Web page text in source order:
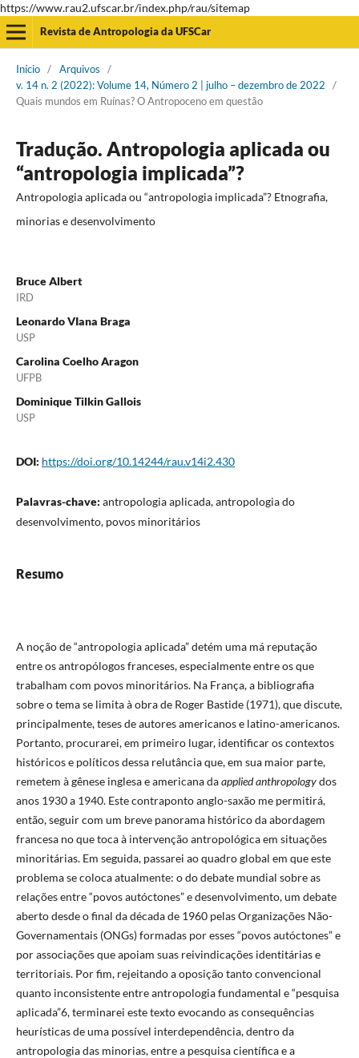
https://www.rau2.ufscar.br/index.php/rau/sitemap
Revista de Antropologia da UFSCar
Início / Arquivos
/
v. 14 n. 2 (2022): Volume 14, Número 2 | julho – dezembro de 2022
/
Quais mundos em Ruínas? O Antropoceno em questão
Tradução. Antropologia aplicada ou
“antropologia implicada”?
Antropologia aplicada ou “antropologia implicada”? Etnografia,
minorias e desenvolvimento
Bruce Albert
IRD
Leonardo VIana Braga
USP
Carolina Coelho Aragon
UFPB
Dominique Tilkin Gallois
USP
DOI: https://doi.org/10.14244/rau.v14i2.430
Palavras-chave: antropologia aplicada, antropologia do
desenvolvimento, povos minoritários
Resumo
A noção de “antropologia aplicada” detém uma má reputação
entre os antropólogos franceses, especialmente entre os que
trabalham com povos minoritários. Na França, a bibliografia
sobre o tema se limita à obra de Roger Bastide (1971), que discute,
principalmente, teses de autores americanos e latino-americanos.
Portanto, procurarei, em primeiro lugar, identificar os contextos
históricos e políticos dessa relutância que, em sua maior parte,
remetem à gênese inglesa e americana da ​​applied anthropologydos
anos 1930 a 1940. Este contraponto anglo-saxão me permitirá,
então, seguir com um breve panorama histórico da abordagem
francesa no que toca à intervenção antropológica em situações
minoritárias. Em seguida, passarei ao quadro global em que este
problema se coloca atualmente: o do debate mundial sobre as
relações entre “povos autóctones” e desenvolvimento, um debate
aberto desde o final da década de 1960 pelas Organizações Não-
Governamentais (ONGs) formadas por esses “povos autóctones” e ​
por​ associações que apoiam suas reivindicações identitárias e
territoriais. Por fim, rejeitando a oposição tanto convencional
quanto inconsistente entre antropologia fundamental e “pesquisa
aplicada”6, terminarei este texto evocando as consequências
heurísticas de uma possível interdependência, dentro da
antropologia das minorias, entre a pesquisa científica e a